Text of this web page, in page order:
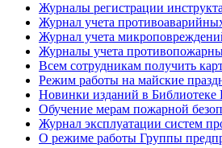
Журналы регистрации
Журнал учета
Журнал учета
Журналы учета
Всем сотрудникам получить
Режим работы на майские
Новинки изданий в
Обучение мерам пожарной
Журнал эксплуатации систем
О режиме работы Группы